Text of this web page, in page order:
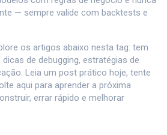
— sempre valide com backtests e
os artigos abaixo nesta tag: tem
de debugging, estratégias de
Leia um post prático hoje, tente
aqui para aprender a próxima
errar rápido e melhorar